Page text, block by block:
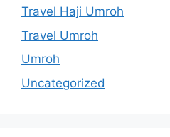
Travel Haji Umroh
Travel Umroh
Umroh
Uncategorized